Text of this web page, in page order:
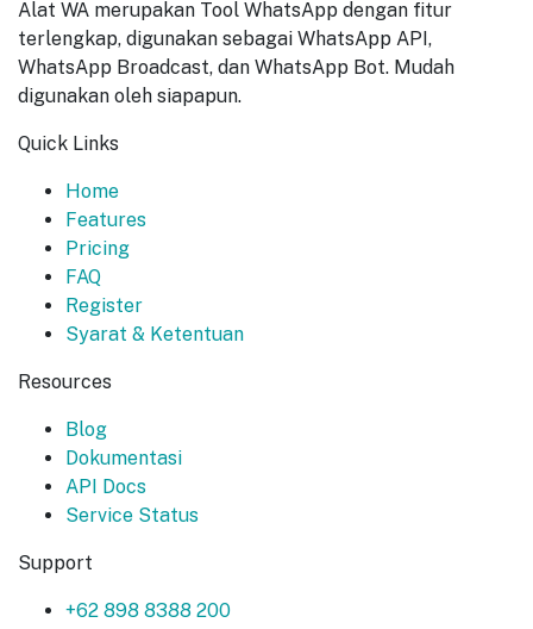
Alat WA merupakan Tool WhatsApp dengan fitur
terlengkap, digunakan sebagai WhatsApp API,
WhatsApp Broadcast, dan WhatsApp Bot. Mudah
digunakan oleh siapapun.
Quick Links
Home
Features
Pricing
FAQ
Register
Syarat & Ketentuan
Resources
Blog
Dokumentasi
API Docs
Service Status
Support
+62 898 8388 200